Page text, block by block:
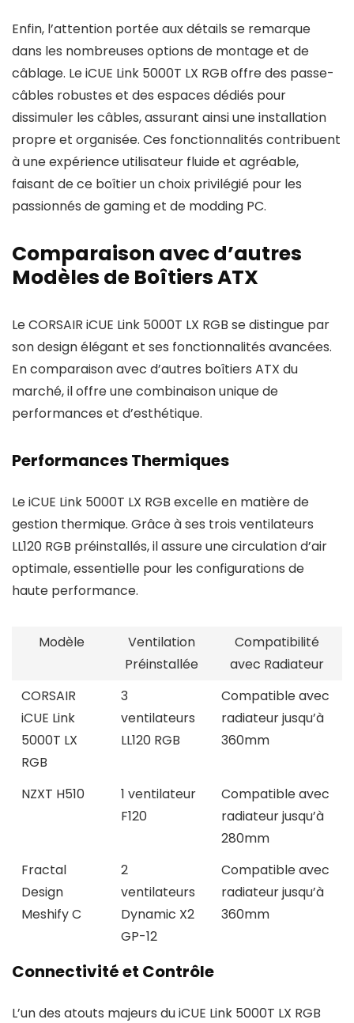
Enfin, l’attention portée aux détails se remarque
dans les nombreuses options de montage et de
câblage. Le iCUE Link 5000T LX RGB offre des passe-
câbles robustes et des espaces dédiés pour
dissimuler les câbles, assurant ainsi une installation
propre et organisée. Ces fonctionnalités contribuent
à une expérience utilisateur fluide et agréable,
faisant de ce boîtier un choix privilégié pour les
passionnés de gaming et de modding PC.
Comparaison avec d’autres
Modèles de Boîtiers ATX
Le CORSAIR iCUE Link 5000T LX RGB se distingue par
son design élégant et ses fonctionnalités avancées.
En comparaison avec d’autres boîtiers ATX du
marché, il offre une combinaison unique de
performances et d’esthétique.
Performances Thermiques
Le iCUE Link 5000T LX RGB excelle en matière de
gestion thermique. Grâce à ses trois ventilateurs
LL120 RGB préinstallés, il assure une circulation d’air
optimale, essentielle pour les configurations de
haute performance.
Modèle
Ventilation
Préinstallée
Compatibilité
avec Radiateur
CORSAIR
iCUE Link
5000T LX
RGB
3
ventilateurs
LL120 RGB
Compatible avec
radiateur jusqu’à
360mm
NZXT H510
1 ventilateur
F120
Compatible avec
radiateur jusqu’à
280mm
Fractal
Design
Meshify C
2
ventilateurs
Dynamic X2
GP-12
Compatible avec
radiateur jusqu’à
360mm
Connectivité et Contrôle
L’un des atouts majeurs du iCUE Link 5000T LX RGB